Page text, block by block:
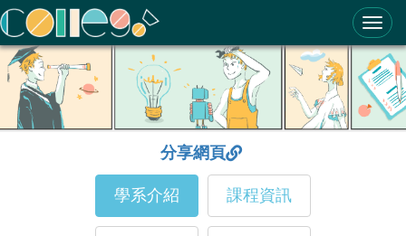
ColleGo! 大學選才與高中育才輔助系統
分享網頁
學系介紹 課程資訊